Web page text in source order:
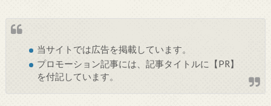
当サイトでは広告を掲載しています。
プロモーション記事には、記事タイトルに【PR】
を付記しています。